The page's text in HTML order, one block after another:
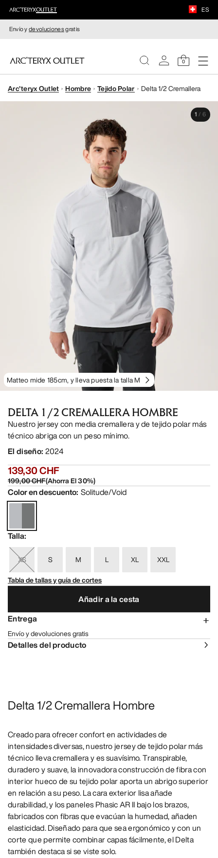
ES
Envío ydevolucionesgratis
0
MUJERE
Arc'teryx Outlet Hombre Tejido Polar Delta 1/2 Cremallera
Matteo mide 185cm, y lleva puesta la talla M
1 / 6
DELTA 1/2 CREMALLERA HOMBRE
Nuestro jersey con media cremallera y de tejido polar más
técnico abriga con un peso mínimo.
El diseño: 2024
139,30 CHF
199,00 CHF(Ahorra El30%)
Color en descuento: Solitude/Void
Talla:
XS S M L XL
XXL
Tabla de tallas y guía de cortes
Añadir a la cesta
Entrega
Envío y devoluciones gratis
Detalles del producto
Delta 1/2 Cremallera Hombre
Creado para ofrecer confort en actividades de
intensidades diversas, nuestro jersey de tejido polar más
técnico lleva cremallera y es suavísimo. Transpirable,
duradero y suave, la innovadora construcción de fibra con
interior hueco de su tejido polar aporta un abrigo superior
en relación a su peso. La cara exterior lisa añade
durabilidad, y los paneles Phasic AR II bajo los brazos,
fabricados con fibras que evacúan la humedad, añaden
elasticidad. Diseñado para que sea ergonómico y con un
corte que permite combinar capas fácilmente, el Delta
también destaca si se viste solo.